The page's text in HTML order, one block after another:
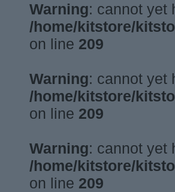
Warning: cannot yet
/home/kitstore/
on line 209
Warning: cannot yet
/home/kitstore/
on line 209
Warning: cannot yet
/home/kitstore/
on line 209